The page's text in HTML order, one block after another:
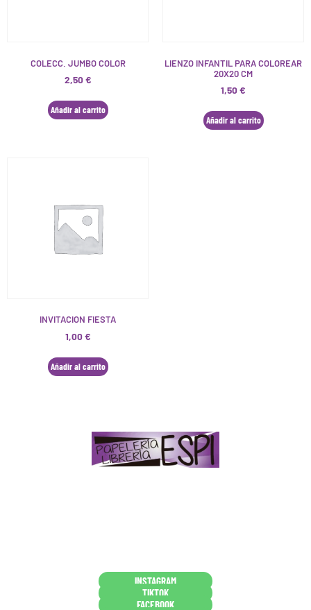
COLECC. JUMBO COLOR
2,50€
Añadir al carrito
LIENZO INFANTIL PARA COLOREAR
20X20 CM
1,50€
Añadir al carrito
INVITACION FIESTA
1,00€
Añadir al carrito
INSTAGRAM
TIKTOK
FACEBOOK